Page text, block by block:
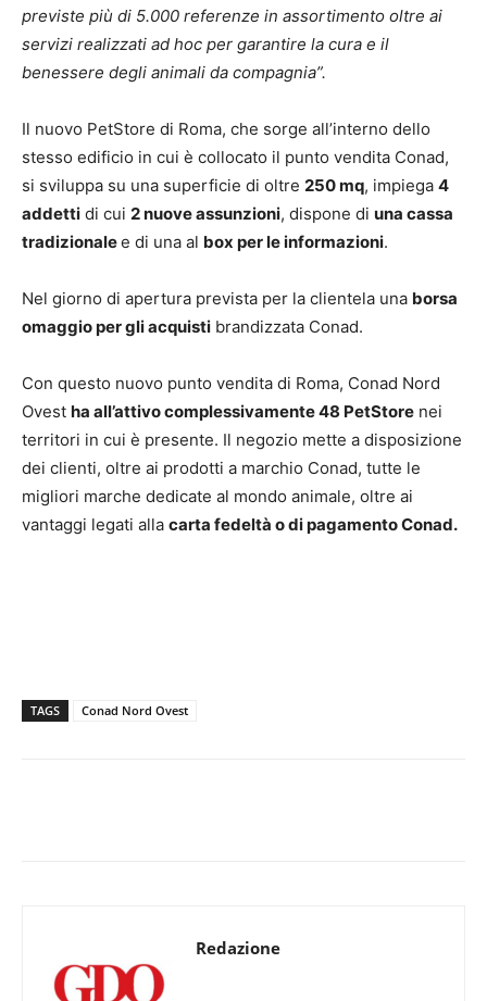
previste più di 5.000 referenze in assortimento oltre ai
servizi realizzati ad hoc per garantire la cura e il
benessere degli animali da compagnia”.
Il nuovo PetStore di Roma, che sorge all’interno dello
stesso edificio in cui è collocato il punto vendita Conad,
si sviluppa su una superficie di oltre 250 mq, impiega 4
addetti di cui 2 nuove assunzioni, dispone di una cassa
tradizionalee di una al box per le informazioni.
Nel giorno di apertura prevista per la clientela una borsa
omaggio per gli acquisti brandizzata Conad.
Con questo nuovo punto vendita di Roma, Conad Nord
Ovest ha all’attivo complessivamente 48 PetStore nei
territori in cui è presente. Il negozio mette a disposizione
dei clienti, oltre ai prodotti a marchio Conad, tutte le
migliori marche dedicate al mondo animale, oltre ai
vantaggi legati alla carta fedeltà o di pagamento Conad.
TAGS Conad Nord Ovest
Redazione